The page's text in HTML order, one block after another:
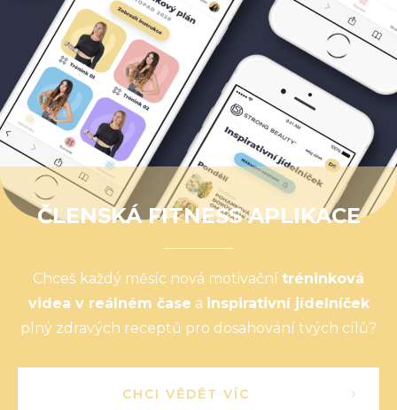
ČLENSKÁ FITNESS APLIKACE
Chceš každý měsíc nová motivační tréninková
videa v reálném čase a inspirativní jídelníček
plný zdravých receptů pro dosahování tvých cílů?
CHCI VĚDĚT VÍC